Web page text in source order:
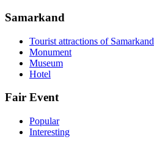
Samarkand
Tourist attractions of Samarkand
Monument
Museum
Hotel
Fair Event
Popular
Interesting